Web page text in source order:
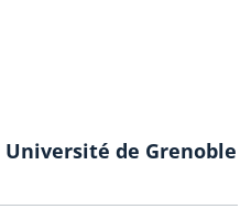
Université de Grenoble